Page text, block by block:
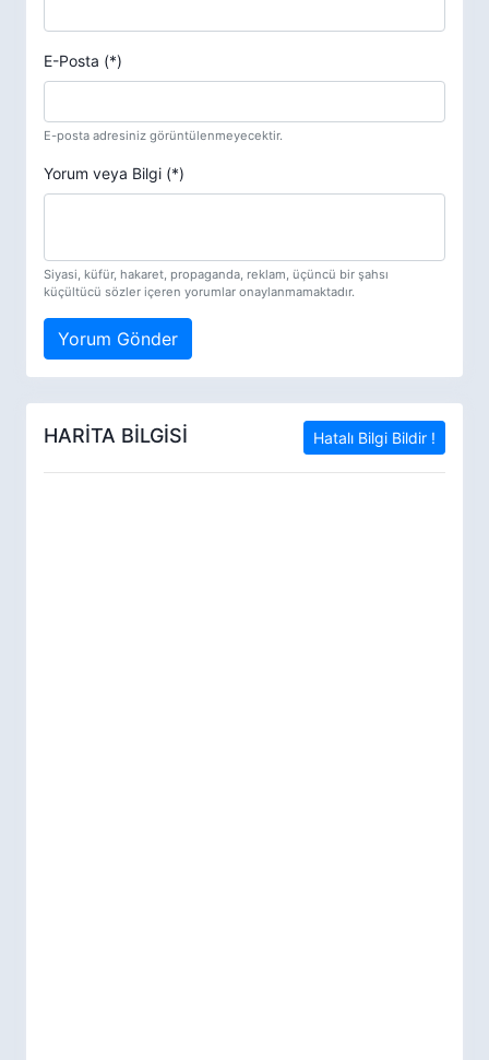
E-Posta (*)
E-posta adresiniz görüntülenmeyecektir.
Yorum veya Bilgi (*)
Siyasi, küfür, hakaret, propaganda, reklam, üçüncü bir şahsı
küçültücü sözler içeren yorumlar onaylanmamaktadır.
Yorum Gönder
HARİTA BİLGİSİ Hatalı Bilgi Bildir !